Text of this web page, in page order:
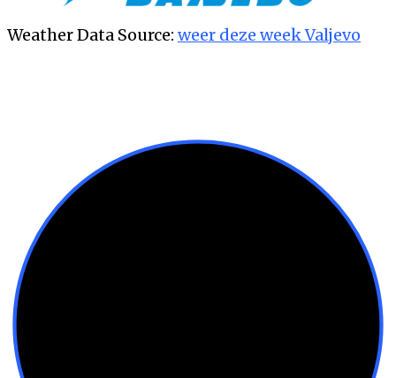
Weather Data Source: weer deze week Valjevo